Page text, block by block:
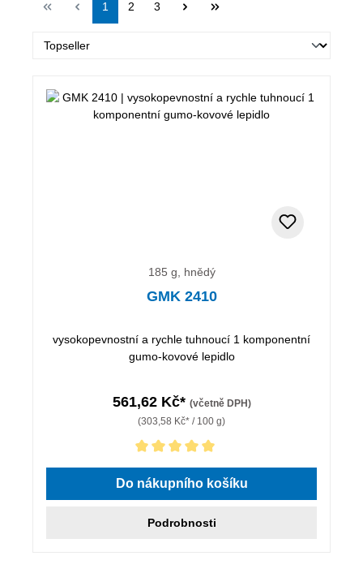
Strana
1 Strana
2 Strana
3
185 g, hnědý
GMK 2410
vysokopevnostní a rychle tuhnoucí 1 komponentní
gumo-kovové lepidlo
561,62 Kč* (včetně DPH)
(303,58 Kč* / 100 g)
Průměrné hodnocení 5 z 5 hvězd
Do nákupního košíku
Podrobnosti